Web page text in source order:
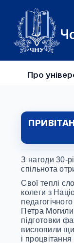
Про
З нагоди 30-
спільнота
Свої теплі
колеги з
Петра Могили
підготовки
висловили
і процвітання